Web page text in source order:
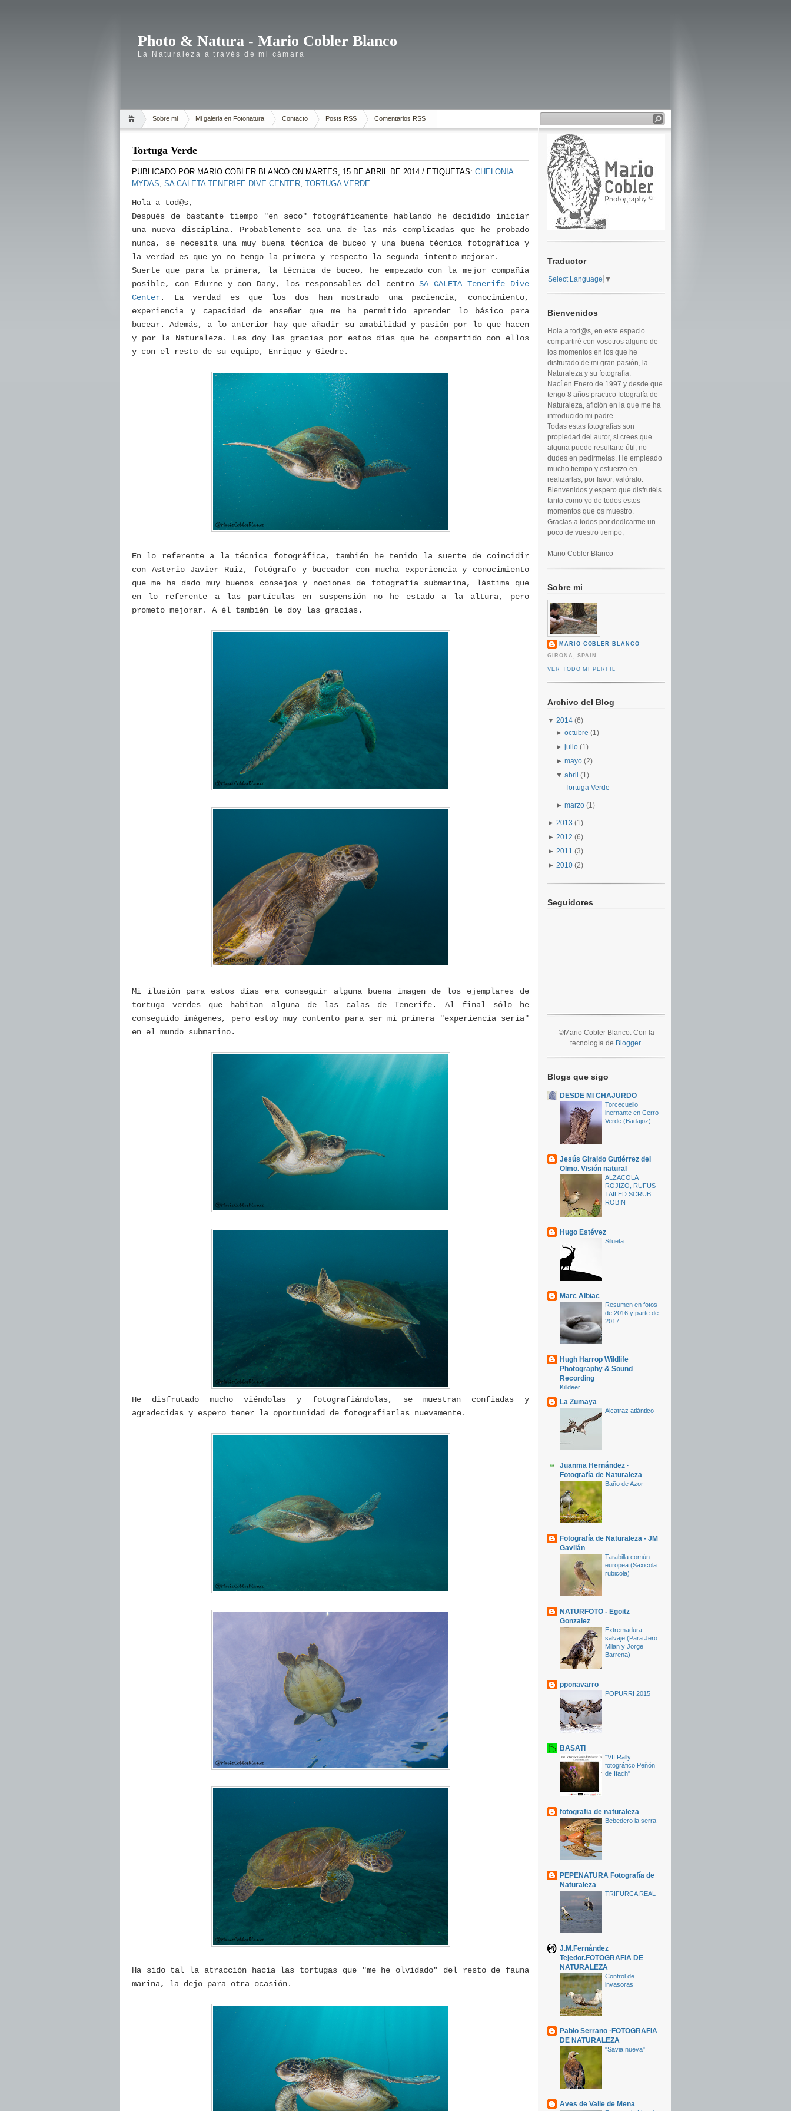
Photo & Natura - Mario Cobler Blanco
La Naturaleza a través de mi cámara
Sobre mi Mi galeria en Fotonatura Contacto Posts RSS Comentarios RSS
Tortuga Verde
PUBLICADO POR MARIO COBLER BLANCO ON MARTES, 15 DE ABRIL DE 2014 / ETIQUETAS: CHELONIA
MYDAS, SA CALETA TENERIFE DIVE CENTER, TORTUGA VERDE
Hola a tod@s,
Después de bastante tiempo "en seco" fotográficamente hablando he decidido iniciar
una nueva disciplina. Probablemente sea una de las más complicadas que he probado
nunca, se necesita una muy buena técnica de buceo y una buena técnica fotográfica y
la verdad es que yo no tengo la primera y respecto la segunda intento mejorar.
Suerte que para la primera, la técnica de buceo, he empezado con la mejor compañía
posible, con Edurne y con Dany, los responsables del centroSA CALETA Tenerife Dive
Center. La verdad es que los dos han mostrado una paciencia, conocimiento,
experiencia y capacidad de enseñar que me ha permitido aprender lo básico para
bucear. Además, a lo anterior hay que añadir su amabilidad y pasión por lo que hacen
y por la Naturaleza. Les doy las gracias por estos días que he compartido con ellos
y con el resto de su equipo, Enrique y Giedre.
En lo referente a la técnica fotográfica, también he tenido la suerte de coincidir
con Asterio Javier Ruiz, fotógrafo y buceador con mucha experiencia y conocimiento
que me ha dado muy buenos consejos y nociones de fotografía submarina, lástima que
en lo referente a las partículas en suspensión no he estado a la altura, pero
prometo mejorar. A él también le doy las gracias.
Mi ilusión para estos días era conseguir alguna buena imagen de los ejemplares de
tortuga verdes que habitan alguna de las calas de Tenerife. Al final sólo he
conseguido imágenes, pero estoy muy contento para ser mi primera "experiencia seria"
en el mundo submarino.
He disfrutado mucho viéndolas y fotografiándolas, se muestran confiadas y
agradecidas y espero tener la oportunidad de fotografiarlas nuevamente.
Ha sido tal la atracción hacia las tortugas que "me he olvidado" del resto de fauna
marina, la dejo para otra ocasión.
Traductor
Select Language ▼
Bienvenidos
Hola a tod@s, en este espacio
compartiré con vosotros alguno de
los momentos en los que he
disfrutado de mi gran pasión, la
Naturaleza y su fotografía.
Nací en Enero de 1997 y desde que
tengo 8 años practico fotografía de
Naturaleza, afición en la que me ha
introducido mi padre.
Todas estas fotografías son
propiedad del autor, si crees que
alguna puede resultarte útil, no
dudes en pedírmelas. He empleado
mucho tiempo y esfuerzo en
realizarlas, por favor, valóralo.
Bienvenidos y espero que disfrutéis
tanto como yo de todos estos
momentos que os muestro.
Gracias a todos por dedicarme un
poco de vuestro tiempo,
Mario Cobler Blanco
Sobre mi
MARIO COBLER BLANCO
GIRONA, SPAIN
VER TODO MI PERFIL
Archivo del Blog
▼ 2014 (6)
►octubre (1)
►julio (1)
►mayo (2)
▼abril (1)
Tortuga Verde
►marzo (1)
► 2013 (1)
► 2012 (6)
► 2011 (3)
► 2010 (2)
Seguidores
©Mario Cobler Blanco. Con la
tecnología de Blogger.
Blogs que sigo
DESDE MI CHAJURDO
Torcecuello
inernante en Cerro
Verde (Badajoz)
Jesús Giraldo Gutiérrez del
Olmo. Visión natural
ALZACOLA
ROJIZO, RUFUS-
TAILED SCRUB
ROBIN
Hugo Estévez
Silueta
Marc Albiac
Resumen en fotos
de 2016 y parte de
2017.
Hugh Harrop Wildlife
Photography & Sound
Recording
Killdeer
La Zumaya
Alcatraz atlántico
Juanma Hernández ·
Fotografía de Naturaleza
Baño de Azor
Fotografía de Naturaleza - JM
Gavilán
Tarabilla común
europea (Saxicola
rubicola)
NATURFOTO - Egoitz
Gonzalez
Extremadura
salvaje (Para Jero
Milan y Jorge
Barrena)
pponavarro
POPURRI 2015
BASATI
"VII Rally
fotográfico Peñón
de Ifach"
fotografia de naturaleza
Bebedero la serra
PEPENATURA Fotografía de
Naturaleza
TRIFURCA REAL
J.M.Fernández
Tejedor.FOTOGRAFIA DE
NATURALEZA
Control de
invasoras
Pablo Serrano ·FOTOGRAFIA
DE NATURALEZA
"Savia nueva"
Aves de Valle de Mena